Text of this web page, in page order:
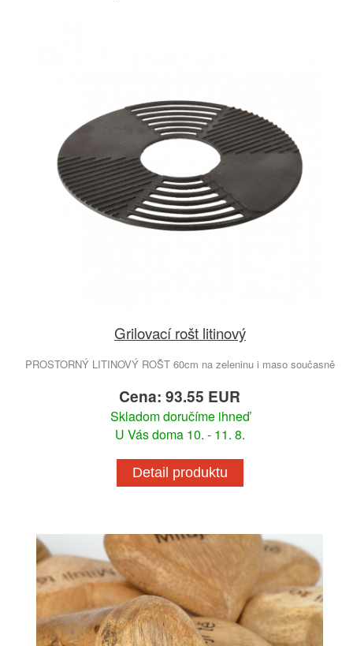
Grilovací rošt litinový
PROSTORNÝ LITINOVÝ ROŠT 60cm na zeleninu i maso současně
Cena: 93.55 EUR
Skladom doručíme ihneď
U Vás doma 10. - 11. 8.
Detail produktu